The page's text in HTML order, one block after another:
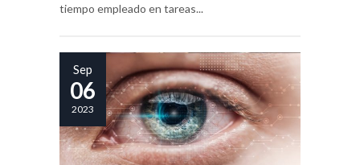
tiempo empleado en tareas...
Sep
06
2023